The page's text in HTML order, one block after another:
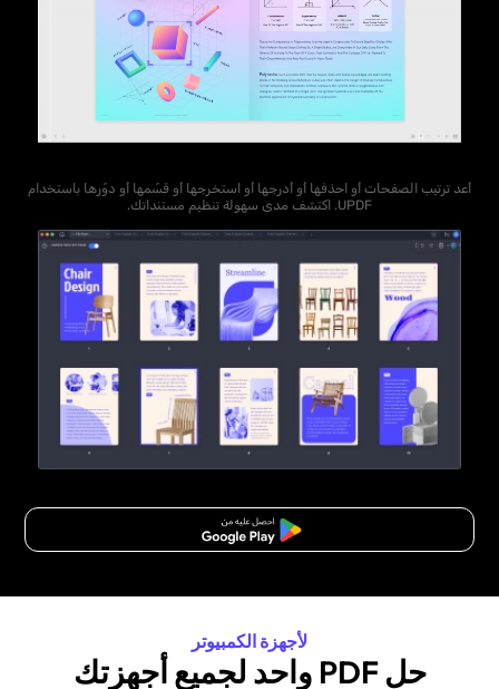
أعد ترتيب الصفحات أو احذفها أو أدرجها أو استخرجها أو قسّمها أو دوّرها باستخدام
UPDF. اكتشف مدى سهولة تنظيم مستنداتك.
تنزيل مجاني
لأجهزة الكمبيوتر
حل PDF واحد لجميع أجهزتك